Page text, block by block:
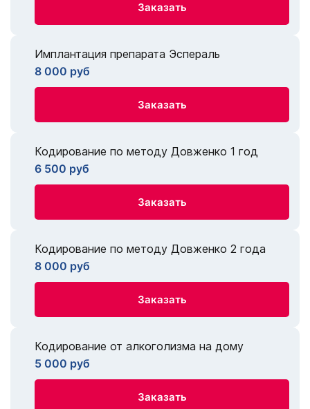
Заказать
Имплантация препарата Эспераль
8 000 руб
Заказать
Кодирование по методу Довженко 1 год
6 500 руб
Заказать
Кодирование по методу Довженко 2 года
8 000 руб
Заказать
Кодирование от алкоголизма на дому
5 000 руб
Заказать